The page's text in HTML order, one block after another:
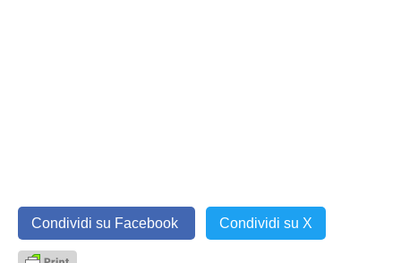
Condividi su Facebook Condividi su X